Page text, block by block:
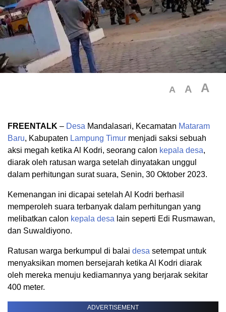
A A A
FREENTALK – Desa Mandalasari, Kecamatan Mataram
Baru, Kabupaten Lampung Timur menjadi saksi sebuah
aksi megah ketika Al Kodri, seorang calon kepala desa,
diarak oleh ratusan warga setelah dinyatakan unggul
dalam perhitungan surat suara, Senin, 30 Oktober 2023.
Kemenangan ini dicapai setelah Al Kodri berhasil
memperoleh suara terbanyak dalam perhitungan yang
melibatkan calon kepala desa lain seperti Edi Rusmawan,
dan Suwaldiyono.
Ratusan warga berkumpul di balai desa setempat untuk
menyaksikan momen bersejarah ketika Al Kodri diarak
oleh mereka menuju kediamannya yang berjarak sekitar
400 meter.
ADVERTISEMENT